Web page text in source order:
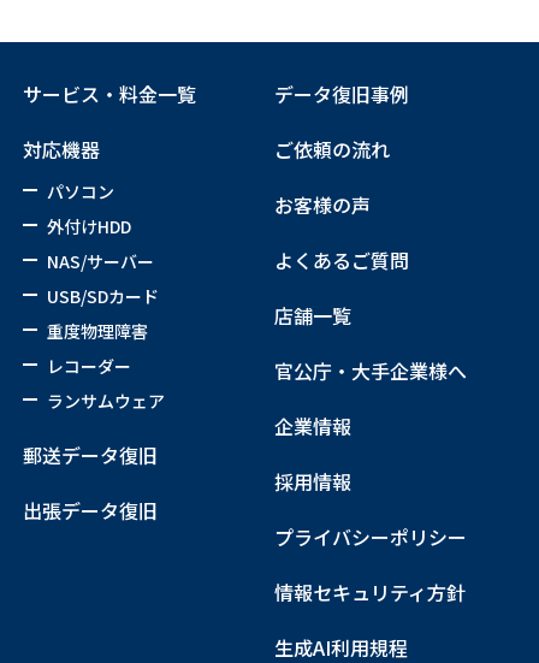
サービス・料金一覧
対応機器
パソコン
外付けHDD
NAS/サーバー
USB/SDカード
重度物理障害
レコーダー
ランサムウェア
郵送データ復旧
出張データ復旧
データ復旧事例
ご依頼の流れ
お客様の声
よくあるご質問
店舗一覧
官公庁・大手企業様へ
企業情報
採用情報
プライバシーポリシー
情報セキュリティ方針
生成AI利用規程